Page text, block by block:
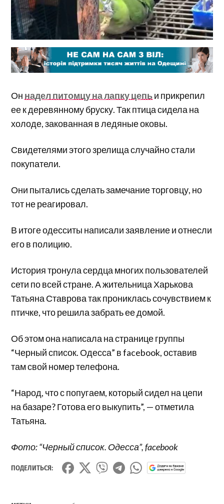
Он надел питомцу на лапку цепьи прикрепил
ее к деревянному бруску. Так птица сидела на
холоде, закованная в ледяные оковы.
Свидетелями этого зрелища случайно стали
покупатели.
Они пытались сделать замечание торговцу, но
тот не реагировал.
В итоге одесситы написали заявление и отнесли
его в полицию.
История тронула сердца многих пользователей
сети по всей стране. А жительница Харькова
Татьяна Ставрова так прониклась сочувствием к
птичке, что решила забрать ее домой.
Об этом она написала на странице группы
“Черный список. Одесса” в facebook, оставив
там свой номер телефона.
“Народ, что с попугаем, который сидел на цепи
на базаре? Готова его выкупить”, — отметила
Татьяна.
Фото: “Черный список. Одесса”, facebook
ПОДЕЛИТЬСЯ: